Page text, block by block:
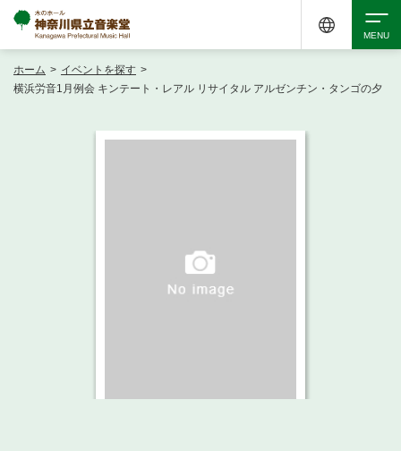
・ フロアマップ
検索
ホーム > イベントを探す >
横浜労音1月例会 キンテート・レアル リサイタル アルゼンチン・タンゴの夕